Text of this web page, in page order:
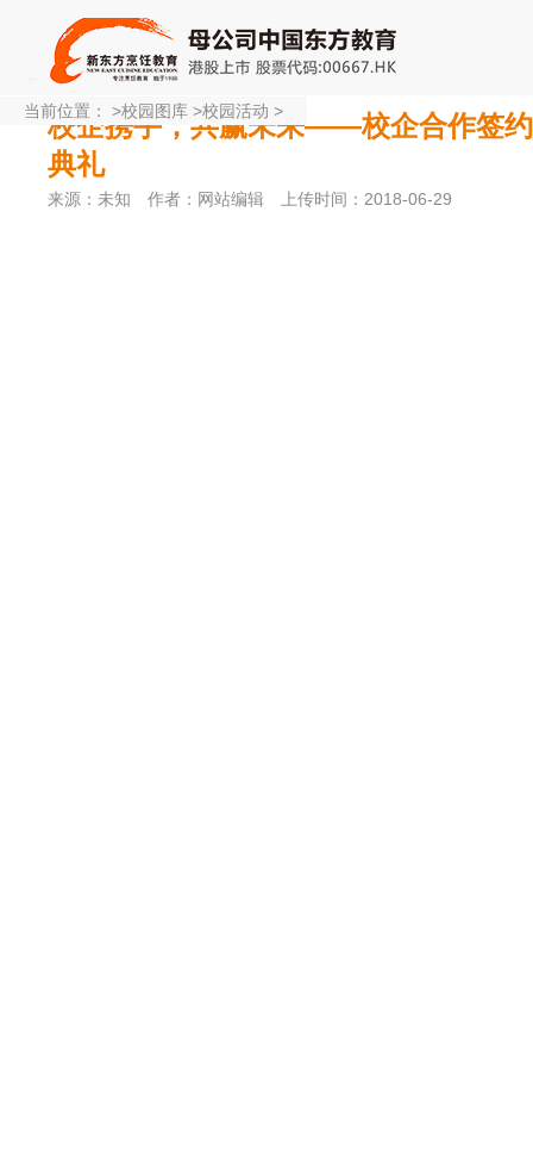
校企携手，共赢未来——校企合作签
典礼
来源：未知 作者：网站编辑 上传时间：2018-06-29
当前位置： >校园图库 >校园活动 >